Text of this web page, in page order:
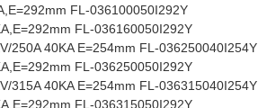
FL-036100050I292Y
FL-036160050I292Y
250A 40KA E=254mm FL-036250040I254Y
FL-036250050I292Y
315A 40KA E=254mm FL-036315040I254Y
FL-036315050I292Y